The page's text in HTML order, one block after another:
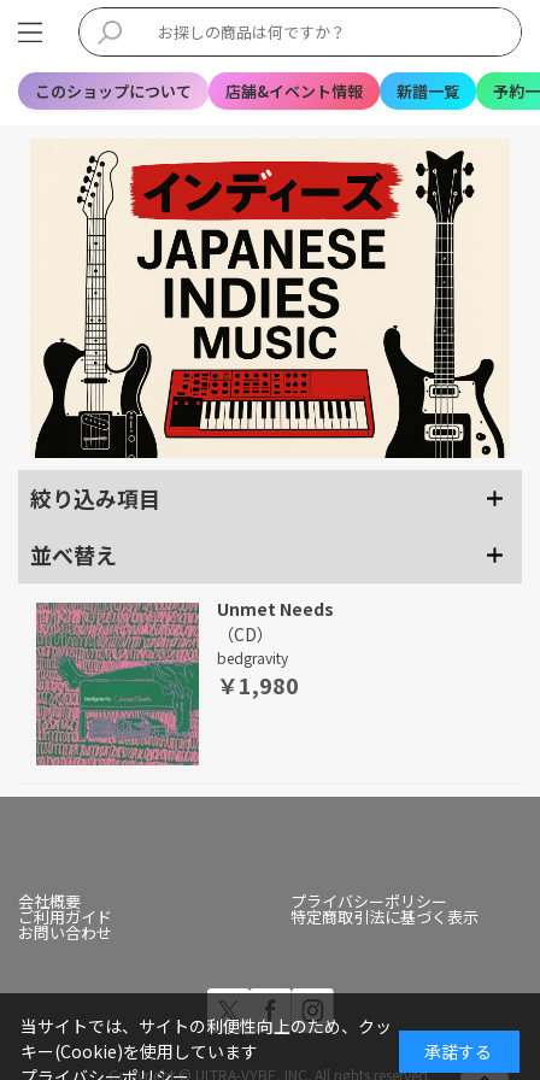
このショップについて 店舗&イベント情報 新譜一覧 予約
絞り込み項目
並べ替え
Unmet Needs
（CD）
bedgravity
￥1,980
会社概要 プライバシーポリシー
ご利用ガイド 特定商取引法に基づく表示
お問い合わせ
Copyright © ULTRA-VYBE, INC. All rights reserved.
当サイトでは、サイトの利便性向上のため、クッ
キー(Cookie)を使用しています
承諾する